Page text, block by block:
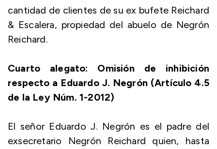
cantidad de clientes de su ex bufete Reichard
& Escalera, propiedad del abuelo de Negrón
Reichard.
Cuarto alegato: Omisión de inhibición
respecto a Eduardo J. Negrón (Artículo 4.5
de la Ley Núm. 1-2012)
El señor Eduardo J. Negrón es el padre del
exsecretario Negrón Reichard quien, hasta